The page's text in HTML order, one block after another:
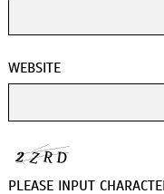
WEBSITE
PLEASE INPUT